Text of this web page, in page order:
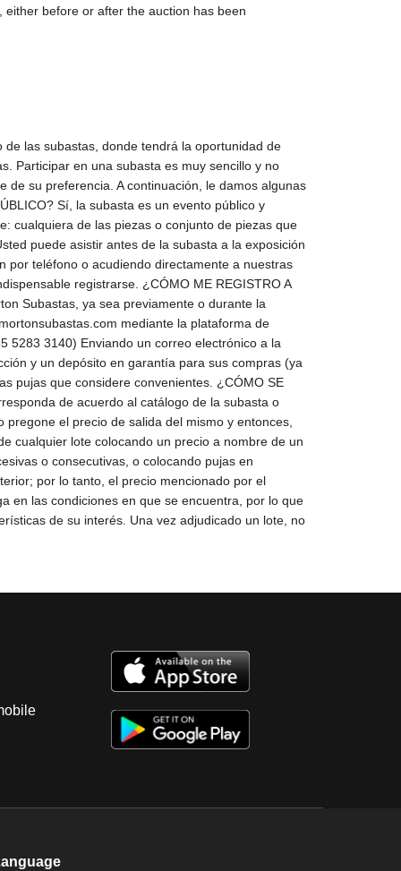
before or after the auction has been
con usted vía telefónica y así estará pasando sus ofertas al subastador. Es importante que antes de hacer sus ofertas por teléfono se cerciore de los lotes, ya que no hay cambios ni devoluciones una vez adquirido un lote. NOTA: No se aceptarán ofertas por teléfono que no tengan postura, ni menores a $10,000.00 M.N. EN LÍNEA En www.mortonsubastas.com encuentre la subasta en la quiere participar y de click en “Morton Online”. Entrará a la plataforma en la que podrá crear una cuenta gratuita con un correo electrónico y una contraseña. Una vez creada su cuenta, podrá registrarse para participar en la subasta; el sistema le indicará que su registro está pendiente para participar. Consulte la sección de “Pago de Garantías” para aprobarlo. Una vez que suceda esto, puede dejar sus ofertas desde el momento que quiera o bien, tiene la opción de seguir la subasta en vivo a través de la transmisión de audio y video, y hacer sus ofertas con un click. Por favor, tome en cuenta que las ofertas realizadas a través de las plataformas en Internet presentan un retraso de entre 3 y 4 segundos, por lo que le invitamos a anticiparlas lo más posible. En caso de venta a través de las plataformas online, el Premium será de 25% más el I.V.A. del 16%. El martillero podrá abrir la puja de cualquier lote colocando un precio a nombre de un vendedor. El subastador podrá pujar por el lote en nombre del vendedor, hasta el precio de reserva por medio de pujas sucesivas o consecutivas, o colocando pujas en respuesta a otros compradores. Todas las piezas se venden en el estado en que se encuentran, favor de revisarlas bien antes de comprar; si tiene alguna duda, no compre, ya que no se aceptan cambios ni devoluciones. Todas las piezas incluidas en los catálogos están revisadas y muchas de ellas autentificadas, ya sea por los propietarios o por algún experto. Por favor si tiene dudas o requiere más información, estamos a sus órdenes y le asistiremos en lo más que podamos aclarar. Si por alguna razón nuestra descripción no es de su entera satisfacción, usted puede revisar las piezas previamente a la subasta y traer a su experto dentro del horario de exposición. Los precios estimados son en pesos mexicanos (M.N.). Si por alguna razón no puede pasar a liquidar el precio, haremos efectivo el cargo a la tarjeta de crédito, cobrando también el porcentaje correspondiente a la comisión más el I.V.A. de la comisión. Las compras menores de $20,000.00 (veinte mil pesos 00/100 M.N.) se cargarán el mismo día a la tarjeta de crédito, más el porcentaje de comisión de la subasta y el I.V.A. correspondiente. En los lotes que no llevan estimado, la salida será por debajo de $2,000.00 M.N. Una vez asignado el lote en la subasta no hay devoluciones ni cancelacion